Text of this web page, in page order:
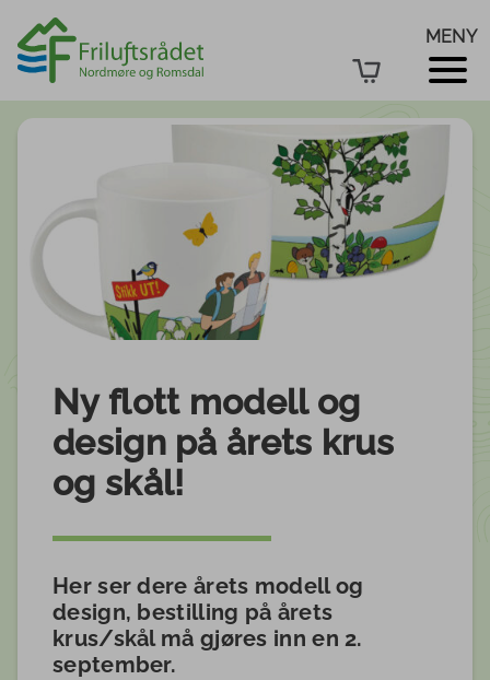
MENY
Ny flott modell og
design på årets krus
og skål!
Her ser dere årets modell og
design, bestilling på årets
krus/skål må gjøres inn en 2.
september.